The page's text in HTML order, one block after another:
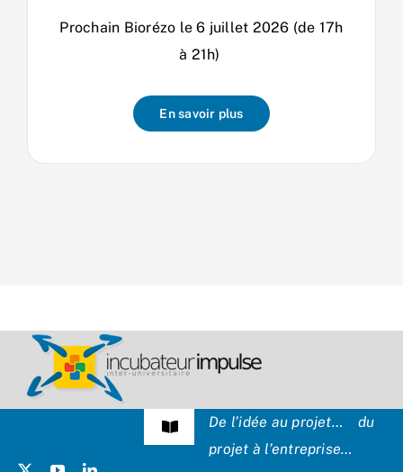
Prochain Biorézo le 6 juillet 2026 (de 17h
à 21h)
En savoir plus
Navigation
Témoignages
De l’idée au projet… du
projet à l’entreprise…